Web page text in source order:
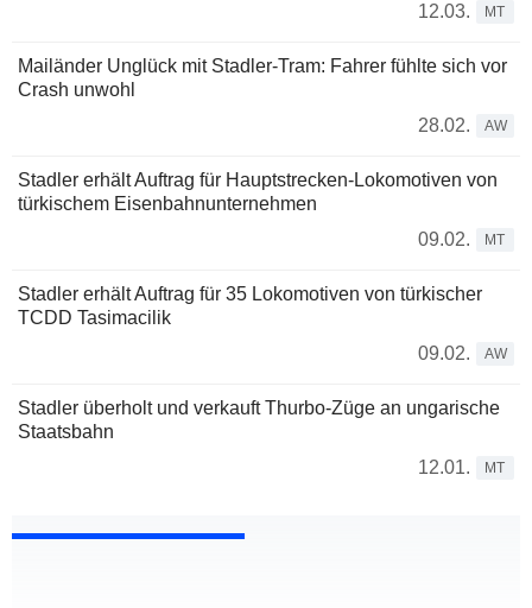
12.03.
MT
Mailänder Unglück mit Stadler-Tram: Fahrer fühlte sich vor
Crash unwohl
28.02.
AW
Stadler erhält Auftrag für Hauptstrecken-Lokomotiven von
türkischem Eisenbahnunternehmen
09.02.
MT
Stadler erhält Auftrag für 35 Lokomotiven von türkischer
TCDD Tasimacilik
09.02.
AW
Stadler überholt und verkauft Thurbo-Züge an ungarische
Staatsbahn
12.01.
MT